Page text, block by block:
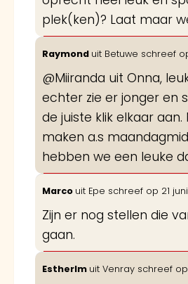
plek(ken)? Laat maar
Raymond uit Betuwe schreef
@Miiranda uit Onna,
echter zie er jonger en
de juiste klik elkaar
maken a.s
hebben we een leuke
Marco uit Epe schreef op 21
Zijn er nog stellen die
gaan.
EstherIm uit Venray schreef op